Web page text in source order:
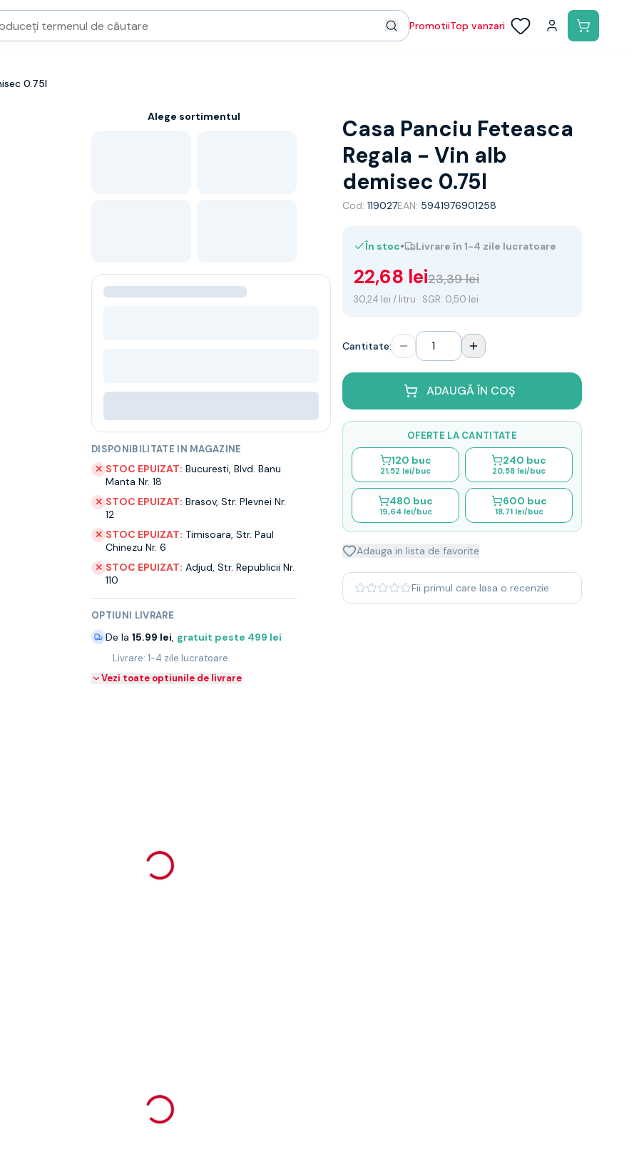
PromotiiTop vanzari
0.75l
Alege sortimentul
DISPONIBILITATE IN MAGAZINE
✕ STOC EPUIZAT: Bucuresti, Blvd. Banu
Manta Nr. 18
✕ STOC EPUIZAT: Brasov, Str. Plevnei Nr.
12
✕ STOC EPUIZAT: Timisoara, Str. Paul
Chinezu Nr. 6
✕ STOC EPUIZAT: Adjud, Str. Republicii Nr.
110
OPTIUNI LIVRARE
De la 15.99 lei, gratuit peste 499 lei
Livrare: 1-4 zile lucratoare
Vezi toate optiunile de livrare
Casa Panciu Feteasca
Regala - Vin alb
demisec 0.75l
Cod: 119027EAN: 5941976901258
În stoc• Livrare în 1-4 zile lucratoare
22,68 lei23,39 lei
30,24 lei / litru · SGR: 0,50 lei
Cantitate:
ADAUGĂ ÎN COȘ
OFERTE LA CANTITATE
120 buc
21,52 lei/buc
240 buc
20,58 lei/buc
480 buc
19,64 lei/buc
600 buc
18,71 lei/buc
Adauga in lista de favorite
Fii primul care lasa o recenzie